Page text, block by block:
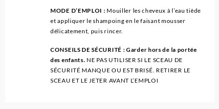
MODE D’EMPLOI : Mouiller les cheveux à l’eau tiède
et appliquer le shampoing en le faisant mousser
délicatement, puis rincer.
CONSEILS DE SÉCURITÉ : Garder hors de la portée
des enfants. NE PAS UTILISER SI LE SCEAU DE
SÉCURITÉ MANQUE OU EST BRISÉ. RETIRER LE
SCEAU ET LE JETER AVANT L’EMPLOI